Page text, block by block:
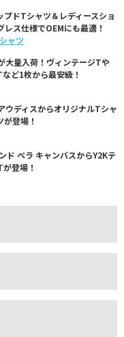
ドTシャツ＆レディースショ
ス仕様でOEMにも最適！
ャツ
大量入荷！ヴィンテージTや
ど1枚から最安級！
ウディスからオリジナルTシャ
登場！
ド ベラ キャンバスからY2Kテ
登場！